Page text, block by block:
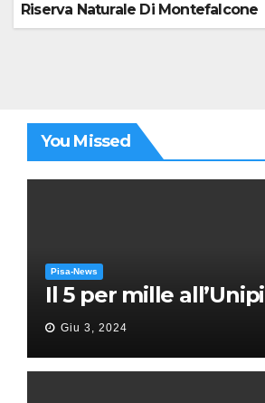
Riserva Naturale Di Montefalcone
You Missed
Pisa-News
Il 5 per mille all’Unipi
Giu 3, 2024